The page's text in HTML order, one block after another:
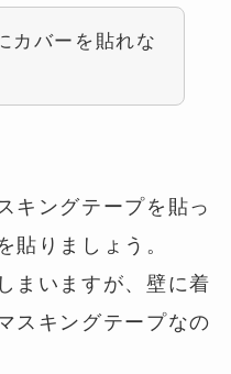
カバーを貼れな
キングテープを貼っ
貼りましょう。
まいますが、壁に着
スキングテープなの